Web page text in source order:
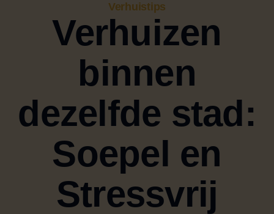
Verhuistips
Verhuizen
binnen
dezelfde stad:
Soepel en
Stressvrij